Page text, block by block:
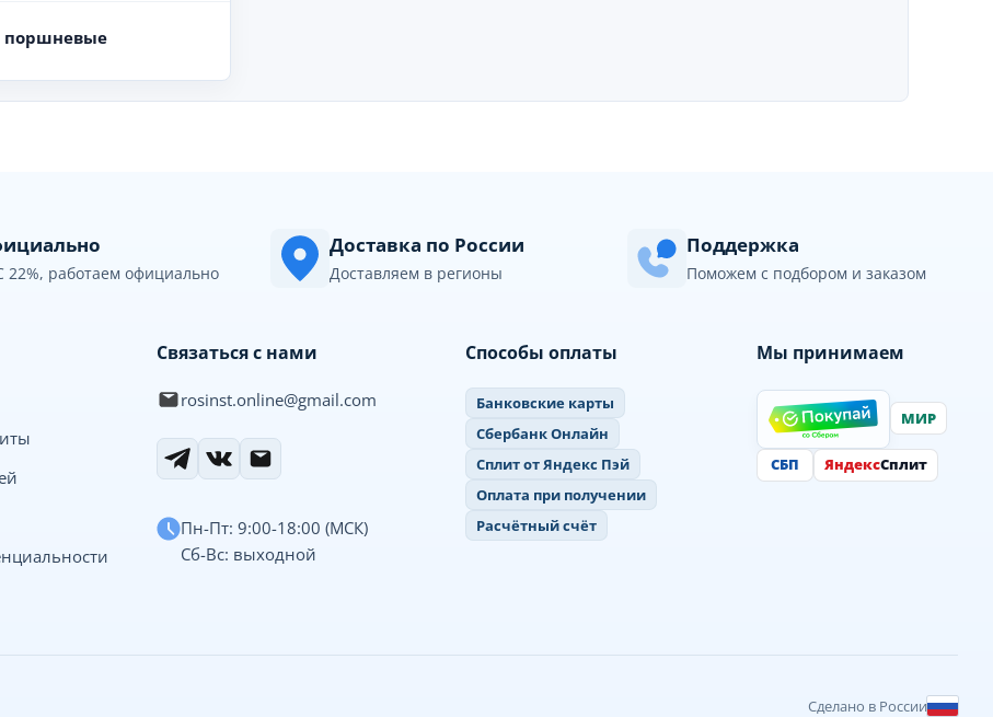
поршневые
22%, работаем официально
Доставка по России
Доставляем в регионы
Поддержка
Поможем с подбором и заказом
Связаться с нами
rosinst.online@gmail.com
Пн-Пт: 9:00-18:00 (МСК)
Сб-Вс: выходной
Способы оплаты
Банковские карты
Сбербанк Онлайн
Сплит от Яндекс Пэй
Оплата при получении
Расчётный счёт
Мы принимаем
МИР
СБП ЯндексСплит
Сделано в России